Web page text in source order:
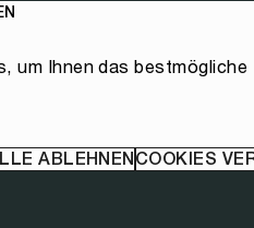
um Ihnen das
ABLEHNENCOOKIES